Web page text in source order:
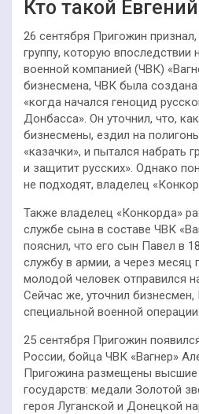
Кто такой
26 сентября Пригожин
группу, которую впоследствии
военной компанией (ЧВК)
бизнесмена, ЧВК была создана
«когда начался геноцид
Донбасса». Он уточнил, что,
бизнесмены, ездил на
«казачки», и пытался набрать
и защитит русских». Однако
не подходят, владелец
Также владелец «Конкорда»
службе сына в составе ЧВК
пояснил, что его сын Павел в
службу в армии, а через месяц
молодой человек отправился
Сейчас же, уточнил бизнесмен,
специальной военной
25 сентября Пригожин
России, бойца ЧВК «Вагнер»
Пригожина размещены высшие
государств: медали Золотой
героя Луганской и Донецкой